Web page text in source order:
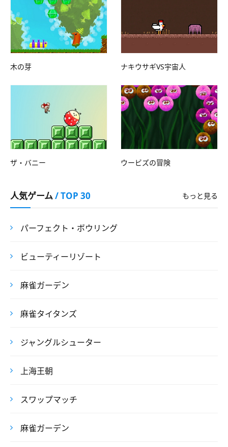
木の芽 ナキウサギVS宇宙人
ザ・バニー ウービズの冒険
人気ゲーム/ TOP 30 もっと見る
パーフェクト・ボウリング
ビューティーリゾート
麻雀ガーデン
麻雀タイタンズ
ジャングルシューター
上海王朝
スワップマッチ
麻雀ガーデン